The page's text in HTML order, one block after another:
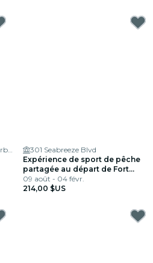
Cypress Outdoor Adventures Airboat Tours
301 Seabreeze Blvd
Expérience de sport de pêche
partagée au départ de Fort
Lauderdale
09 août - 04 févr.
214,00 $US